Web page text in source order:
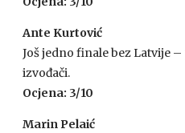
Ante Kurtović
Još jedno finale bez Latvije
izvođači.
Ocjena: 3/10
Marin Pelaić